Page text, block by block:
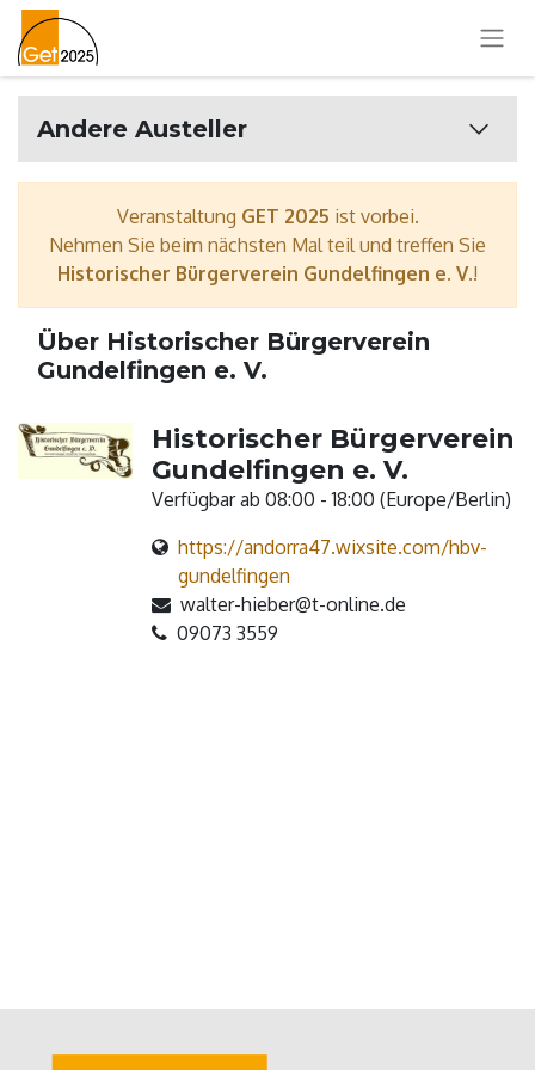
Andere Austeller
Veranstaltung GET 2025 ist vorbei.
Nehmen Sie beim nächsten Mal teil und treffen Sie
Historischer Bürgerverein Gundelfingen e. V.!
Über Historischer Bürgerverein
Gundelfingen e. V.
Historischer Bürgerverein
Gundelfingen e. V.
Verfügbar ab 08:00 - 18:00 (Europe/Berlin)
https://andorra47.wixsite.com/hbv-
gundelfingen
walter-hieber@t-online.de
09073 3559